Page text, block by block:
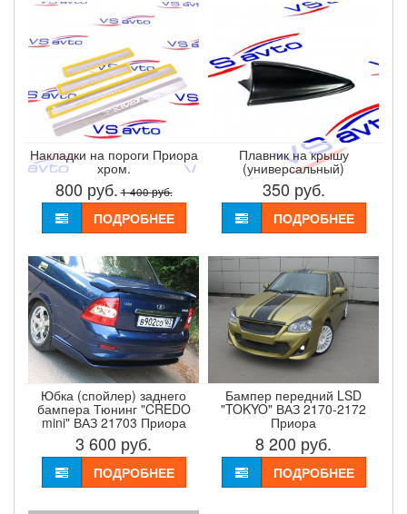
Накладки на пороги Приора
хром.
800 руб. 1 400руб.
ПОДРОБНЕЕ
Плавник на крышу
(универсальный)
350 руб.
ПОДРОБНЕЕ
Юбка (спойлер) заднего
бампера Тюнинг "CREDO
mini" ВАЗ 21703 Приора
3 600 руб.
ПОДРОБНЕЕ
Бампер передний LSD
"TOKYO" ВАЗ 2170-2172
Приора
8 200 руб.
ПОДРОБНЕЕ